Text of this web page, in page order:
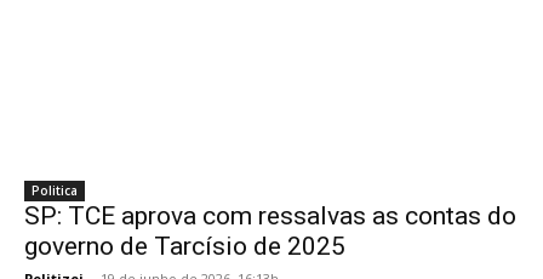
Politica
SP: TCE aprova com ressalvas as contas do
governo de Tarcísio de 2025